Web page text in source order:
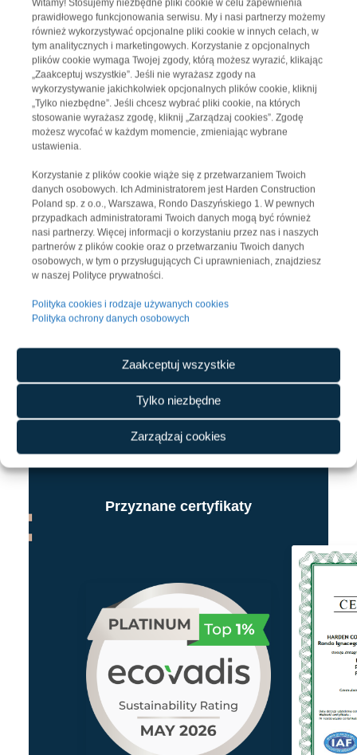
Witamy! Stosujemy niezbędne pliki cookie w celu zapewnienia
prawidłowego funkcjonowania serwisu. My i nasi partnerzy możemy
również wykorzystywać opcjonalne pliki cookie w innych celach, w
tym analitycznych i marketingowych. Korzystanie z opcjonalnych
plików cookie wymaga Twojej zgody, którą możesz wyrazić, klikając
„Zaakceptuj wszystkie”. Jeśli nie wyrażasz zgody na
wykorzystywanie jakichkolwiek opcjonalnych plików cookie, kliknij
„Tylko niezbędne”. Jeśli chcesz wybrać pliki cookie, na których
stosowanie wyrażasz zgodę, kliknij „Zarządzaj cookies”. Zgodę
możesz wycofać w każdym momencie, zmieniając wybrane
ustawienia.
Korzystanie z plików cookie wiąże się z przetwarzaniem Twoich
danych osobowych. Ich Administratorem jest Harden Construction
Poland sp. z o.o., Warszawa, Rondo Daszyńskiego 1. W pewnych
przypadkach administratorami Twoich danych mogą być również
nasi partnerzy. Więcej informacji o korzystaniu przez nas i naszych
partnerów z plików cookie oraz o przetwarzaniu Twoich danych
osobowych, w tym o przysługujących Ci uprawnieniach, znajdziesz
w naszej Polityce prywatności.
Polityka cookies i rodzaje używanych cookies
Polityka ochrony danych osobowych
Zaakceptuj wszystkie
Tylko niezbędne
Zarządzaj cookies
Przyznane certyfikaty